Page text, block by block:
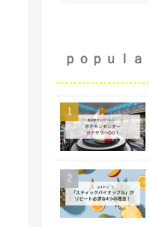
ｐｏｐｕｌ